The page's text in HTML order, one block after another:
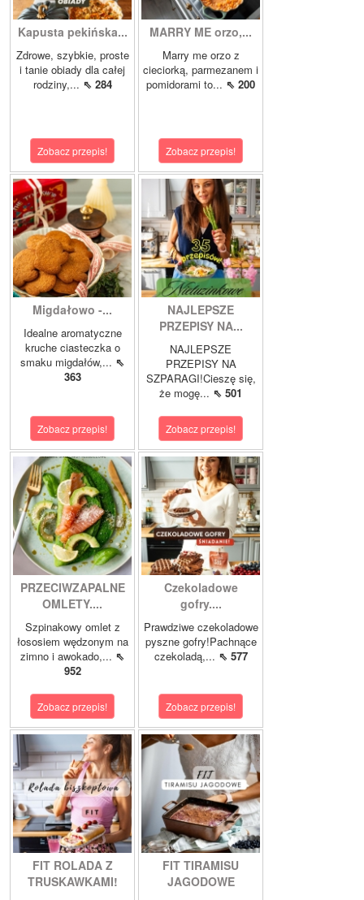
Kapusta pekińska...
Zdrowe, szybkie, proste
i tanie obiady dla całej
rodziny,... ⇖ 284
Zobacz przepis!
MARRY ME orzo,...
Marry me orzo z
cieciorką, parmezanem i
pomidorami to... ⇖ 200
Zobacz przepis!
Migdałowo -...
Idealne aromatyczne
kruche ciasteczka o
smaku migdałów,... ⇖
363
Zobacz przepis!
NAJLEPSZE
PRZEPISY NA...
NAJLEPSZE
PRZEPISY NA
SZPARAGI!Cieszę się,
że mogę... ⇖ 501
Zobacz przepis!
PRZECIWZAPALNE
OMLETY....
Szpinakowy omlet z
łososiem wędzonym na
zimno i awokado,... ⇖
952
Zobacz przepis!
Czekoladowe
gofry....
Prawdziwe czekoladowe
pyszne gofry!Pachnące
czekoladą,... ⇖ 577
Zobacz przepis!
FIT ROLADA Z
TRUSKAWKAMI!
FIT TIRAMISU
JAGODOWE